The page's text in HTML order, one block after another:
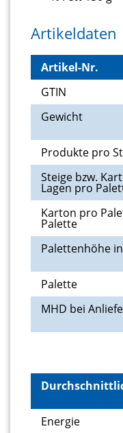
Artikeldaten
Artikel-Nr.
GTIN
Gewicht
Produkte pro
Steige bzw.
Lagen pro
Karton pro
Palette
Palettenhöhe
Palette
MHD bei
Energie